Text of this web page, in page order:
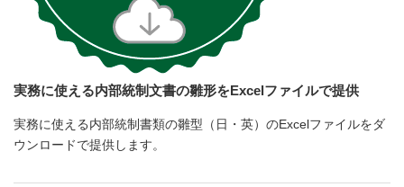
実務に使える内部統制文書の雛形をExcelファイルで提供
実務に使える内部統制書類の雛型（日・英）のExcelファイルをダ
ウンロードで提供します。